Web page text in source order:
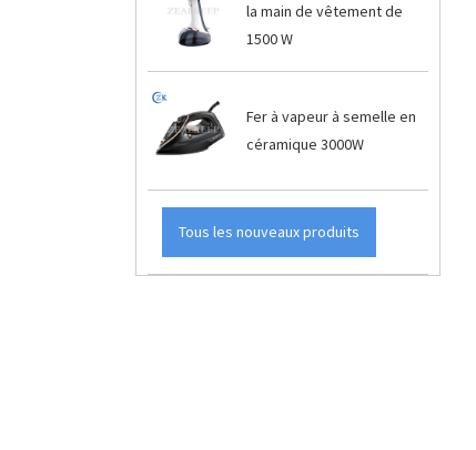
la main de vêtement de
1500 W
Fer à vapeur à semelle en
céramique 3000W
Tous les nouveaux produits